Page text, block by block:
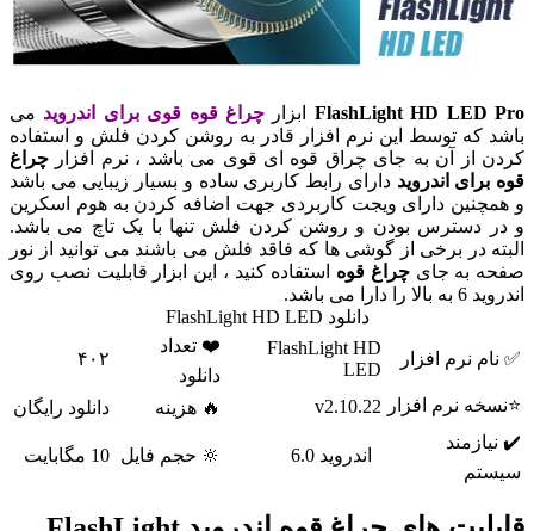
FlashLight HDابزارچراغ قوه قوی برای اندروید
می
که توسط این نرم افزار قادر به روشن کردن فلش و استفاده
از آن به جای چراق قوه ای قوی می باشد ، نرم افزار
چراغ
اندروید دارای رابط کاربری ساده و بسیار زیبایی می باشد
دارای ویجت کاربردی جهت اضافه کردن به هوم اسکرین
بودن و روشن کردن فلش تنها با یک تاچ می باشد.
در برخی از گوشی ها که فاقد فلش می باشند می توانید از نور
به جایچراغ قوه استفاده کنید ، این ابزار قابلیت نصب روی
می باشد.
نرم افزار
FlashLight HD
LED
❤️ تعداد
نرم افزار v2.10.22 🔥 هزینه
دانلود رایگان
اندروید 6.0 🔆 حجم فایل 10 مگابایت